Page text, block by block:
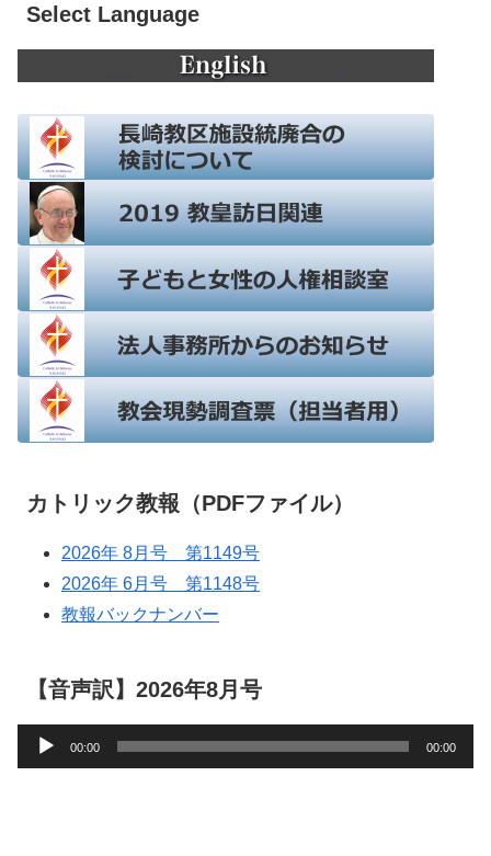
Select Language
カトリック教報（PDFファイル）
2026年 8月号 第1149号
2026年 6月号 第1148号
教報バックナンバー
【音声訳】2026年8月号
声
00:00 00:00